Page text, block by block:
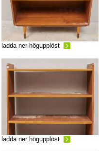
ladda ner högupplöst
ladda ner högupplöst